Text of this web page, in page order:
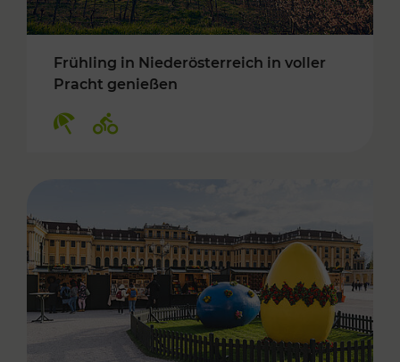
Frühling in Niederösterreich in voller
Pracht genießen